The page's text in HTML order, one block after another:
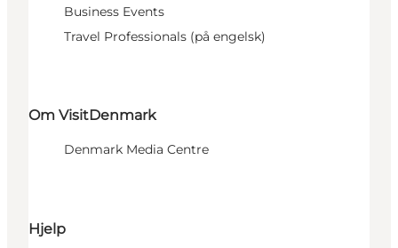
Business Events
Travel Professionals (på engelsk)
Om VisitDenmark
Denmark Media Centre
Hjelp